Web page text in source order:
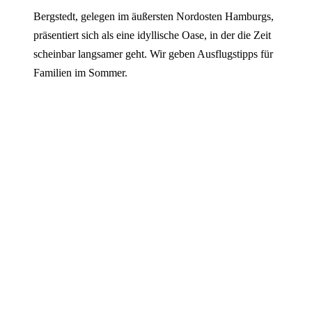
Bergstedt, gelegen im äußersten Nordosten Hamburgs,
präsentiert sich als eine idyllische Oase, in der die Zeit
scheinbar langsamer geht. Wir geben Ausflugstipps für
Familien im Sommer.